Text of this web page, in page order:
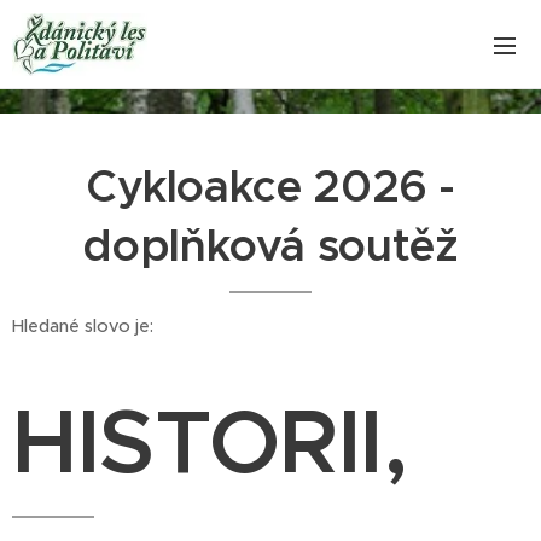
Cykloakce 2026 -
doplňková soutěž
Hledané slovo je:
HISTORII,